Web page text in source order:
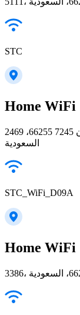
STC
Home WiFi
2469 شارع حمزة بن عبدالمطلب، المفرق، نجران 66255 7245،
السعودية
STC_WiFi_D09A
Home WiFi